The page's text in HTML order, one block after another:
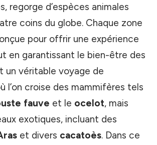
regorge d’espèces animales
coins du globe. Chaque zone
pour offrir une expérience
en garantissant le bien-être des
un véritable voyage de
l’on croise des mammifères tels
fauve et le ocelot, mais
exotiques, incluant des
et divers cacatoès. Dans ce